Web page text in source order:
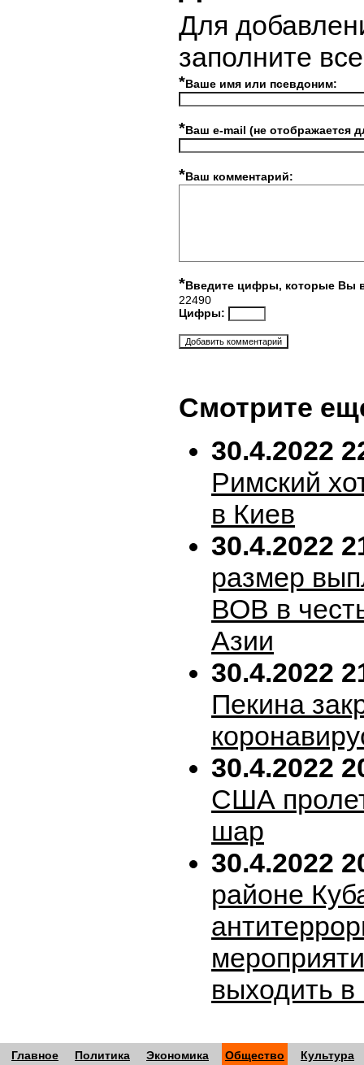
Для
заполните
*Ваше имя или псевдоним:
*Ваш e-mail (не отображается
*Ваш комментарий:
*Введите цифры, которые Вы
22490
Цифры:
Смотрите
30.4.2022
Римский
в Киев
30.4.2022
размер
ВОВ в
Азии
30.4.2022
Пекина
30.4.2022
США
шар
30.4.2022
районе
выходить
Главное Политика Экономика Общество Культура